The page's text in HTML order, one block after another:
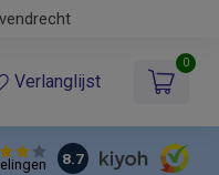
Verlanglijst
0
8.7